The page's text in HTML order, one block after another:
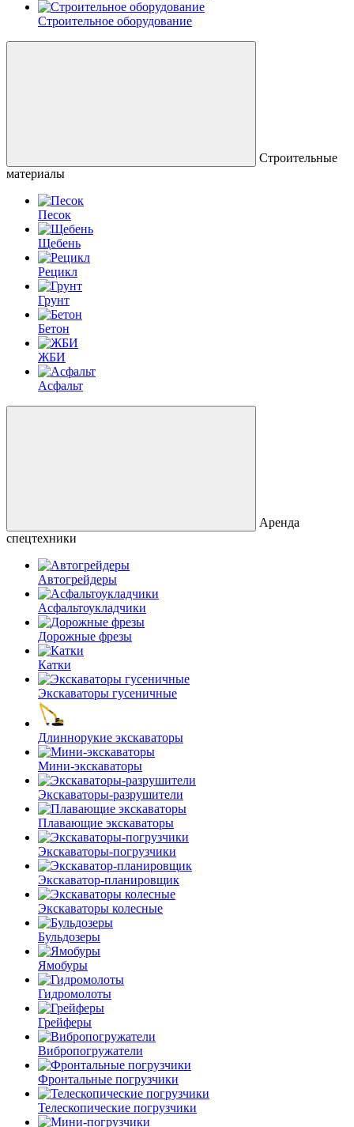
Строительное оборудование
Строительные
материалы
Песок
Щебень
Рецикл
Грунт
Бетон
ЖБИ
Асфальт
Аренда
спецтехники
Автогрейдеры
Асфальто­укладчики
Дорожные фрезы
Катки
Экскаваторы гусеничные
Длиннорукие экскаваторы
Мини-экскаваторы
Экскаваторы-разрушители
Плавающие экскаваторы
Экскаваторы-погрузчики
Экскаватор-планировщик
Экскаваторы колесные
Бульдозеры
Ямобуры
Гидромолоты
Грейферы
Вибро­погружатели
Фронтальные погрузчики
Телескопические погрузчики